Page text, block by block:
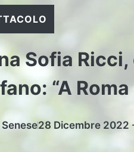
Sofia
“A
28 Dicembre 2022